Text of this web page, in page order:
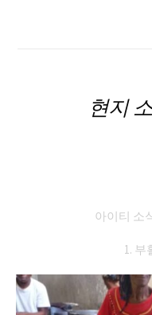
현지
아이티 소
1. 부